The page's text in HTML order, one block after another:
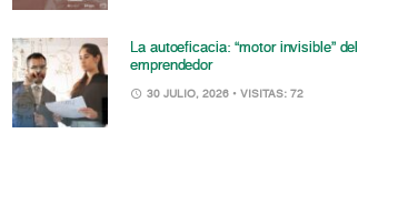
La autoeficacia: “motor invisible” del
emprendedor
30 JULIO, 2026 • VISITAS: 72